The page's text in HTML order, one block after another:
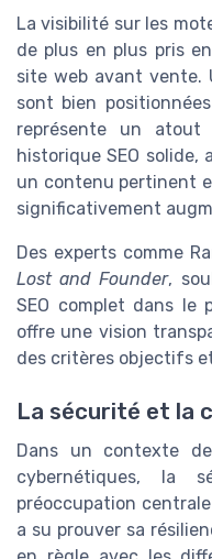
La visibilité sur les
de plus en plus pris
site web avant vente.
sont bien
représente un atout
historique SEO solide,
un contenu pertinent
significativement
Des experts comme
Lost and Founder,
SEO complet dans le
offre une vision
des critères objectifs
La sécurité et la
Dans un contexte
cybernétiques, la
préoccupation
a su prouver sa